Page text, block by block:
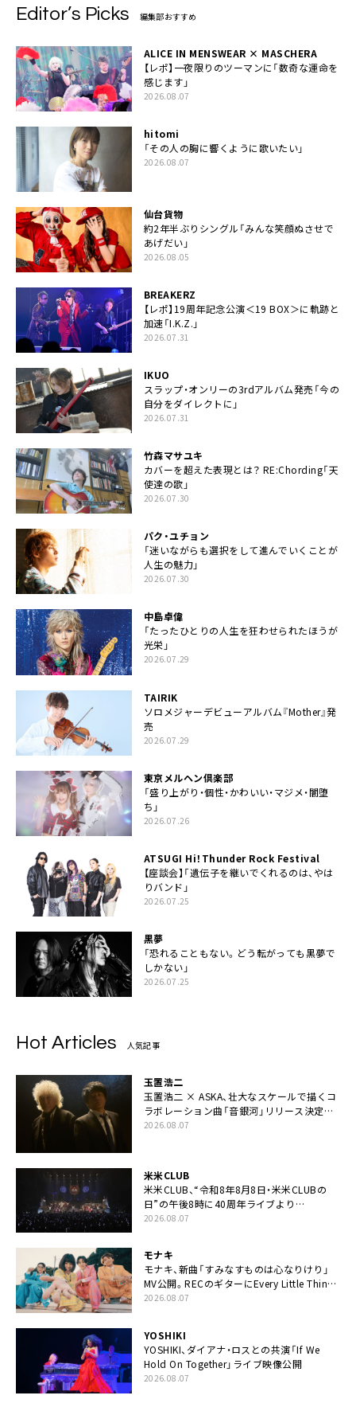
Editor’s Picks 編集部おすすめ
ALICE IN MENSWEAR × MASCHERA
【レポ】一夜限りのツーマンに「数奇な運命を
感じます」
2026.08.07
hitomi
「その人の胸に響くように歌いたい」
2026.08.07
仙台貨物
約2年半ぶりシングル「みんな笑顔ぬさせで
あげだい」
2026.08.05
BREAKERZ
【レポ】19周年記念公演＜19 BOX＞に軌跡と
加速「I.K.Z.」
2026.07.31
IKUO
スラップ・オンリーの3rdアルバム発売「今の
自分をダイレクトに」
2026.07.31
竹森マサユキ
カバーを超えた表現とは？ RE:Chording「天
使達の歌」
2026.07.30
パク・ユチョン
「迷いながらも選択をして進んでいくことが
人生の魅力」
2026.07.30
中島卓偉
「たったひとりの人生を狂わせられたほうが
光栄」
2026.07.29
TAIRIK
ソロメジャーデビューアルバム『Mother』発
売
2026.07.29
東京メルヘン倶楽部
「盛り上がり・個性・かわいい・マジメ・闇堕
ち」
2026.07.26
ATSUGI Hi！Thunder Rock Festival
【座談会】「遺伝子を継いでくれるのは、やは
りバンド」
2026.07.25
黒夢
「恐れることもない。どう転がっても黒夢で
しかない」
2026.07.25
Hot Articles 人気記事
玉置浩二
玉置浩二 × ASKA、壮大なスケールで描くコ
ラボレーション曲「音銀河」リリース決定。
カップリングには新曲「命の宿り」収録も
2026.08.07
米米CLUB
米米CLUB、“令和8年8月8日・米米CLUBの
日”の午後8時に40周年ライブより
「FANtachy medley」を88年限定公開
2026.08.07
モナキ
モナキ、新曲「すみなすものは心なりけり」
MV公開。RECのギターにEvery Little Thing・
伊藤一朗参加も
2026.08.07
YOSHIKI
YOSHIKI、ダイアナ・ロスとの共演「If We
Hold On Together」ライブ映像公開
2026.08.07